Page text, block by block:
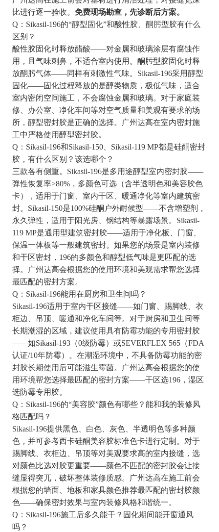
比进行逐一验收。 免费现场勘查，先诊断后方案。
Q：Sikasil-196的“醇型固化”和酸性胶、酮肟型胶有什么
区别？
酸性胶固化时释放醋酸——对金属和玻璃涂层有腐蚀作
用，且气味刺鼻，不适合室内使用。酮肟型胶固化时释
放酮肟气体——同样有刺激性气味。Sikasil-196采用醇型
固化——固化过程释放的是醇类物质，极低气味，适合
室内密闭空间施工，不会腐蚀金属和玻璃。对于家庭装
修、办公室、净化车间等对空气质量和美观有要求的场
所，醇型密封胶是正确的选择。广州达高在室内密封施
工中严格使用醇型密封胶。
Q：Sikasil-196和Sikasil-150、Sikasil-119 MP都是硅酮密封
胶，有什么区别？该选哪个？
三款各有侧重。Sikasil-196是多用途醇型室内密封胶——
弹性恢复率>80%，多颜色可选（含半透明色和美容胶色
卡），适用于门窗、室内干区、暖通净化等室内建筑密
封。Sikasil-150是100%硅酮户外耐候型——不含增塑剂，
永久弹性，适用于阳光房、钢结构等暴露场景。Sikasil-
119 MP是通用型建筑密封胶——适用于净化板、门窗、
保温一体板等一般建筑密封。如果您的场景是室内装修
和干区密封，196的多颜色和醇型低气味是更匹配的选
择。广州达高会根据您的使用环境和美观需求帮您选择
最匹配的密封方案。
Q：Sikasil-196能用在厨房和卫生间吗？
Sikasil-196适用于室内干区接缝——如门窗、踢脚线、衣
柜边、吊顶、暖通和净化车间等。对于厨房和卫生间等
长期潮湿的区域，建议使用具有防霉功能的专用密封胶
——如Sikasil-193（0级防霉）或SEVERFLEX 565（FDA
认证/10年防霉）。在潮湿环境中，不具备防霉功能的密
封胶长期使用后可能滋生霉菌。广州达高会根据您的使
用环境帮您选择最匹配的密封方案——干区选196，湿区
选防霉专用胶。
Q：Sikasil-196的“美容胶”颜色有哪些？能和我的装修风
格匹配吗？
Sikasil-196提供黑色、白色、灰色、半透明色等多种颜
色，并可参考西卡硅酮美容胶标准色卡进行定制。对于
踢脚线、衣柜边、吊顶等对美观要求高的室内接缝，选
对颜色比选对胶更重要——颜色不匹配的密封胶会让接
缝显得突兀，破坏整体装修质感。广州达高在施工前会
根据您的墙面、地板和家具颜色推荐最匹配的密封胶颜
色——确保密封效果与室内装修风格和谐统一。
Q：Sikasil-196施工后多久能干？固化期间能开窗通风
吗？